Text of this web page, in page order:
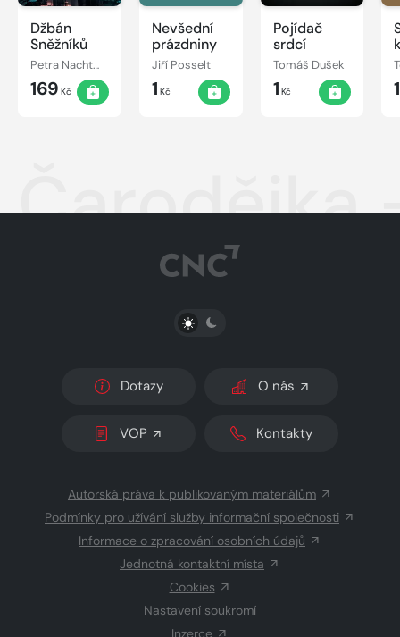
Džbán
Sněžníků
Petra Nachtmanová
169 Kč
Nevšední
prázdniny
Jiří Posselt
1 Kč
Pojídač
srdcí
Tomáš Dušek
1 Kč
Čarodějka
PŘEPNOUT SVĚTLÝ/TMAVÝ REŽIM
Dotazy O nás
VOP Kontakty
Autorská práva k publikovaným materiálům
Podmínky pro užívání služby informační společnosti
Informace o zpracování osobních údajů
Jednotná kontaktní místa
Cookies
Nastavení soukromí
Inzerce